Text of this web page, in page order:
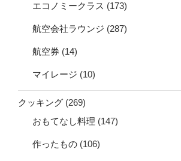
エコノミークラス (173)
航空会社ラウンジ (287)
航空券 (14)
マイレージ (10)
クッキング (269)
おもてなし料理 (147)
作ったもの (106)